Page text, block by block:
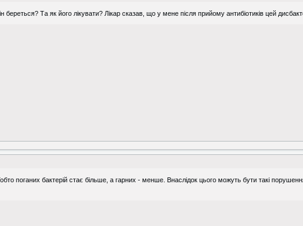
береться? Та як його лікувати? Лікар сказав, що у мене після прийому антибіотиків цей
поганих бактерій стає більше, а гарних - менше. Внаслідок цього можуть бути такі